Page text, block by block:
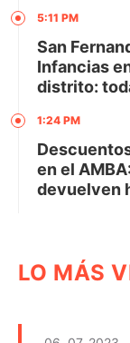
5:11 PM
San
Infancias
distrito:
1:24 PM
en el
devuelven
LO MÁS